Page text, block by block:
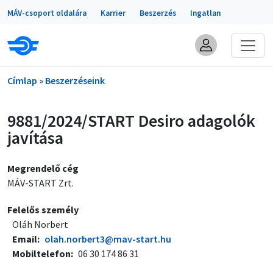
Ugrás a tartalomra
Portálok
MÁV-csoport oldalára Karrier Beszerzés Ingatlan
Morzsa
Címlap Beszerzéseink
9881/2024/START Desiro adagolók
javítása
Megrendelő cég
MÁV-START Zrt.
Felelős személy
Oláh Norbert
Email
olah.norbert3@mav-start.hu
Mobiltelefon
06 30 174 86 31